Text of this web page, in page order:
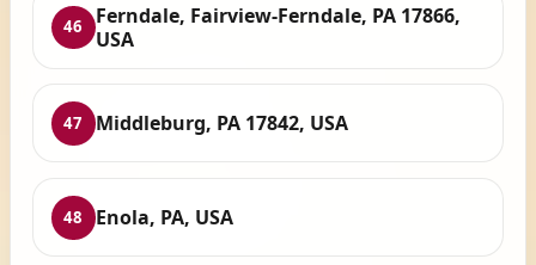
46
Ferndale, Fairview-Ferndale, PA 17866,
USA
47 Middleburg, PA 17842, USA
48 Enola, PA, USA